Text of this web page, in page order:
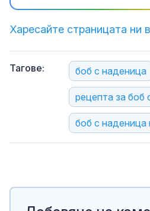
Харесайте страницата ни
Тагове: боб с наденица
рецепта за боб
боб с наденица